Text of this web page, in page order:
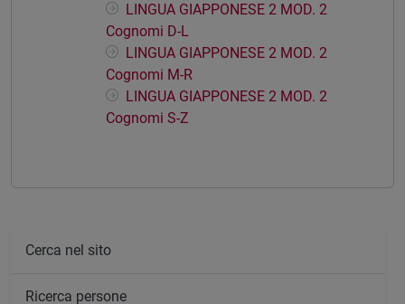
LINGUA GIAPPONESE 2 MOD. 2
Cognomi D-L
LINGUA GIAPPONESE 2 MOD. 2
Cognomi M-R
LINGUA GIAPPONESE 2 MOD. 2
Cognomi S-Z
Cerca nel sito
Ricerca persone